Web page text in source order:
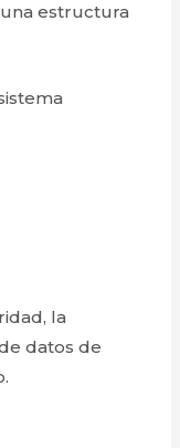
estructura
la
datos de